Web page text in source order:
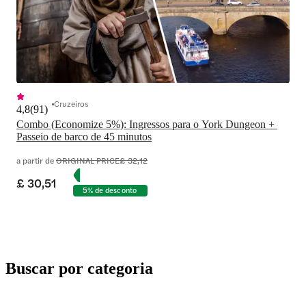
Combo (Economize 5%): Ingressos para o York Dungeon +
Passeio de barco de 45 minutos
4,8(91) Cruzeiros
a partir deORIGINAL PRICE£ 32,12
£ 30,51 5% de desconto
Buscar por categoria